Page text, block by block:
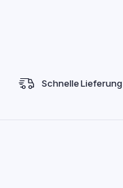
Schnelle Lieferung